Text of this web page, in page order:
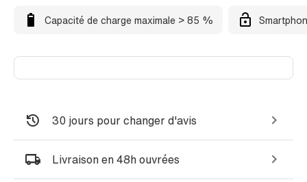
Capacité de charge maximale > 85 %
30 jours pour changer d'avis
Livraison en 48h ouvrées